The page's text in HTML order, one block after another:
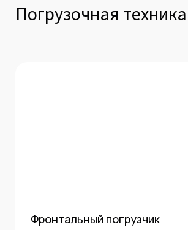
Погрузочная техника
Фронтальный погрузчик